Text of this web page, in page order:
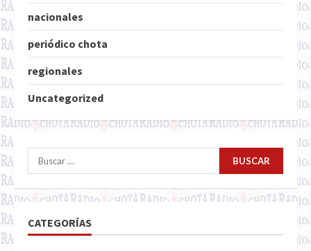
nacionales
periódico chota
regionales
Uncategorized
Buscar:
CATEGORÍAS